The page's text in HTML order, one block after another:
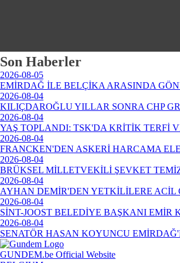
Son Haberler
2026-08-05
EMİRDAĞ İLE BELÇİKA ARASINDA
2026-08-04
KILIÇDAROĞLU YILLAR SONRA CHP
2026-08-04
YAŞ TOPLANDI: TSK'DA KRİTİK TERFİ
2026-08-04
FRANCKEN'DEN ASKERİ HARCAMA
2026-08-04
BRÜKSEL MİLLETVEKİLİ ŞEVKET
2026-08-04
AYHAN DEMİR'DEN YETKİLİLERE ACİL
2026-08-04
SİNT-JOOST BELEDİYE BAŞKANI
2026-08-04
SENATÖR HASAN KOYUNCU
GUNDEM.be Official Website